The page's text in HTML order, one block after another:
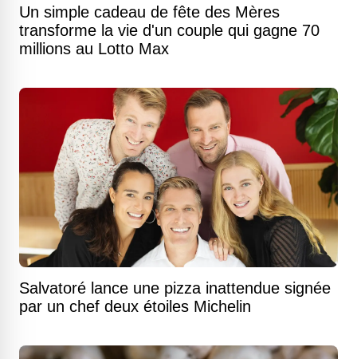
Un simple cadeau de fête des Mères
transforme la vie d'un couple qui gagne 70
millions au Lotto Max
Salvatoré lance une pizza inattendue signée
par un chef deux étoiles Michelin